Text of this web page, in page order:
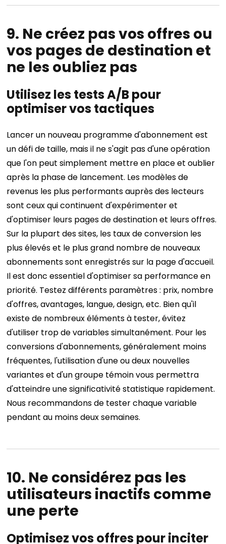
9. Ne créez pas vos offres ou
vos pages de destination et
ne les oubliez pas
Utilisez les tests A/B pour
optimiser vos tactiques
Lancer un nouveau programme d'abonnement est
un défi de taille, mais il ne s'agit pas d'une opération
que l'on peut simplement mettre en place et oublier
après la phase de lancement. Les modèles de
revenus les plus performants auprès des lecteurs
sont ceux qui continuent d'expérimenter et
d'optimiser leurs pages de destination et leurs offres.
Sur la plupart des sites, les taux de conversion les
plus élevés et le plus grand nombre de nouveaux
abonnements sont enregistrés sur la page d'accueil.
Il est donc essentiel d'optimiser sa performance en
priorité. Testez différents paramètres : prix, nombre
d'offres, avantages, langue, design, etc. Bien qu'il
existe de nombreux éléments à tester, évitez
d'utiliser trop de variables simultanément. Pour les
conversions d'abonnements, généralement moins
fréquentes, l'utilisation d'une ou deux nouvelles
variantes et d'un groupe témoin vous permettra
d'atteindre une significativité statistique rapidement.
Nous recommandons de tester chaque variable
pendant au moins deux semaines.
10. Ne considérez pas les
utilisateurs inactifs comme
une perte
Optimisez vos offres pour inciter